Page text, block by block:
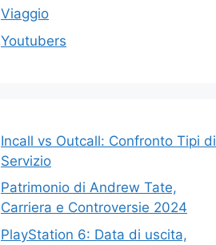
Viaggio
Youtubers
Incall vs Outcall: Confronto Tipi di
Servizio
Patrimonio di Andrew Tate,
Carriera e Controversie 2024
PlayStation 6: Data di uscita,